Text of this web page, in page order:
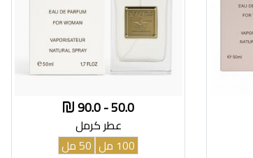
50.0 - 90.0
عطر كرمل
100 مل
50 مل